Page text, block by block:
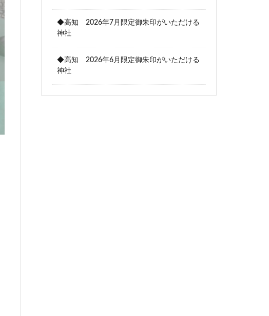
◆高知 2026年7月限定御朱印がいただける
神社
◆高知 2026年6月限定御朱印がいただける
神社